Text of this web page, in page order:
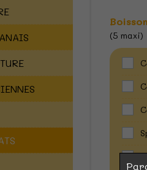
Boisson
(5 maxi)